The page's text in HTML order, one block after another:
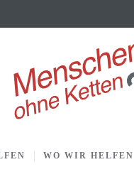
WO WIR HELFEN